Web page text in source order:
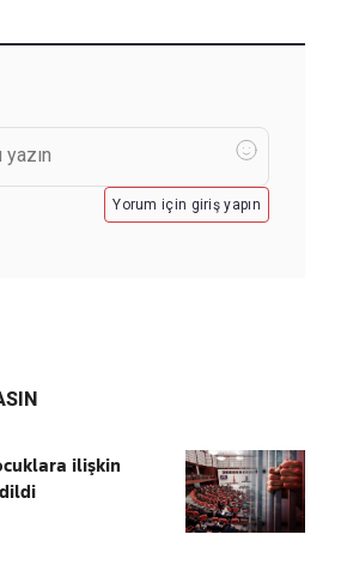
Yorum için giriş yapın
ilişkin